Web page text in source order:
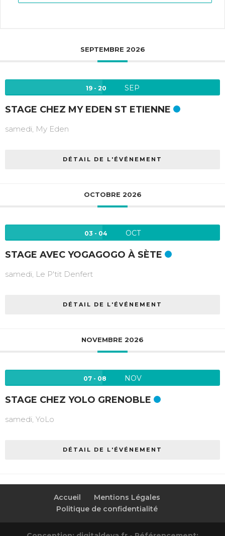
SEPTEMBRE 2026
19 - 20 SEP
STAGE CHEZ MY EDEN ST ETIENNE
samedi, My Eden
DÉTAIL DE L'ÉVÉNEMENT
OCTOBRE 2026
03 - 04 OCT
STAGE AVEC YOGAGOGO À SÈTE
samedi, Le P'tit Denfert
DÉTAIL DE L'ÉVÉNEMENT
NOVEMBRE 2026
07 - 08 NOV
STAGE CHEZ YOLO GRENOBLE
samedi, YoLo
DÉTAIL DE L'ÉVÉNEMENT
Accueil
Mentions Légales
Politique de confidentialité